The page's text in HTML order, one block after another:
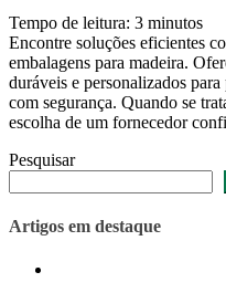
Tempo de leitura: 3 minutos
Encontre soluções eficientes
embalagens para madeira.
duráveis e personalizados
com segurança. Quando se
escolha de um fornecedor
Pesquisar
Artigos em destaque